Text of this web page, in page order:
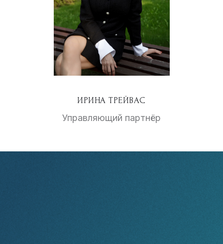
ИРИНА ТРЕЙВАС
Управляющий партнёр